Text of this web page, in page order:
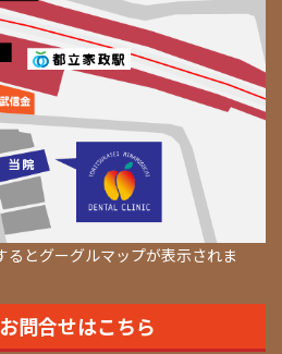
とグーグルマップが表示されま
問合せはこちら